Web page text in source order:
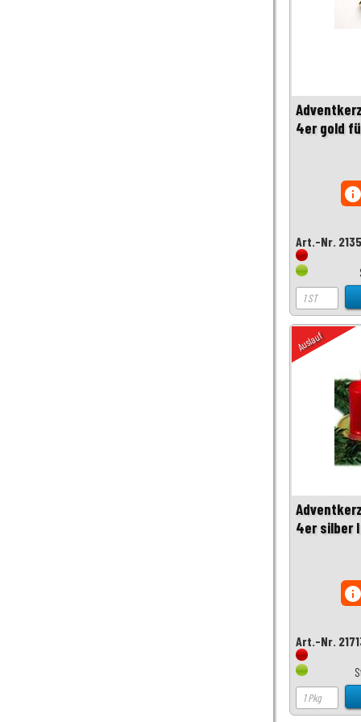
4er gold
Art.-Nr.
Auslauf
4er silber
Art.-Nr.